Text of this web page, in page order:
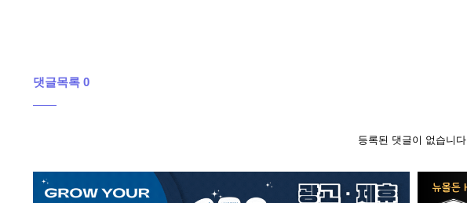
댓글목록 0
등록된 댓글이 없습니다.